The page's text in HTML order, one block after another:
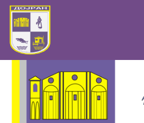
Почетна
Самоуправа
Новости